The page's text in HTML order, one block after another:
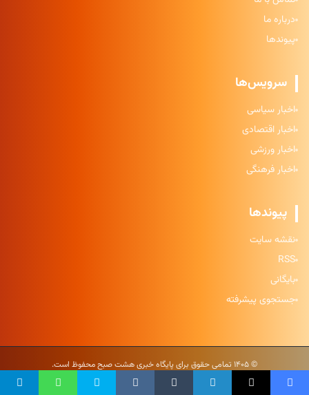
درباره ما
پیوندها
سرویس‌ها
اخبار سیاسی
اخبار اقتصادی
اخبار ورزشی
اخبار فرهنگی
پیوندها
نقشه سایت
RSS
بایگانی
جستجوی پیشرفته
© ۱۴۰۵ تمامی حقوق برای پایگاه خبری هشت صبح محفوظ است.
حریم خصوصی|شرایط استفاده نقشه سایت